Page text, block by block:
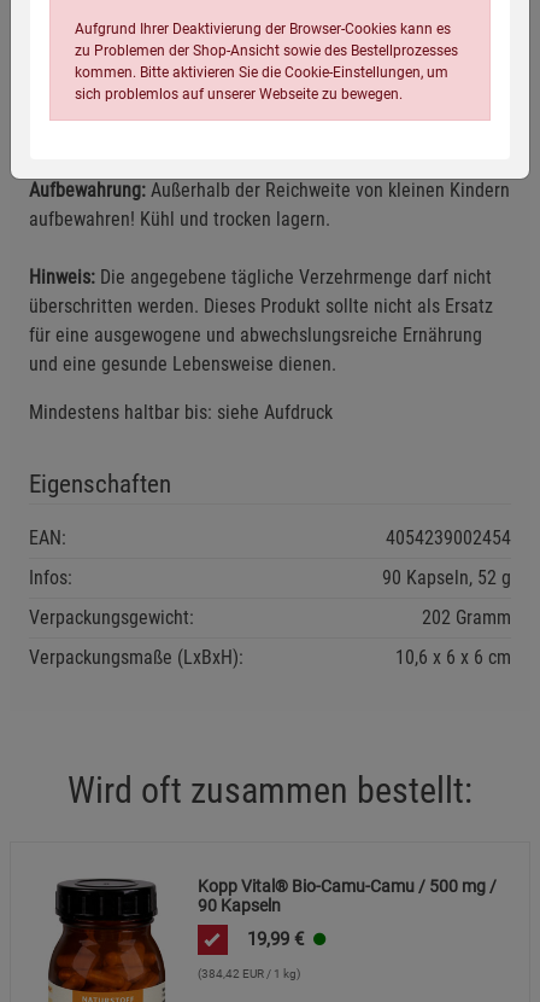
Anwendungsempfehlung
Aufbewahrung: Außerhalb der Reichweite von kleinen Kindern
aufbewahren! Kühl und trocken lagern.
Hinweis: Die angegebene tägliche Verzehrmenge darf nicht
überschritten werden. Dieses Produkt sollte nicht als Ersatz
für eine ausgewogene und abwechslungsreiche Ernährung
und eine gesunde Lebensweise dienen.
Mindestens haltbar bis: siehe Aufdruck
Eigenschaften
EAN:
4054239002454
Infos:
90 Kapseln, 52 g
Verpackungsgewicht:
202 Gramm
Verpackungsmaße (LxBxH):
10,6 6 6 cm
Wird oft zusammen bestellt:
Kopp Vital® Bio-Camu-Camu / 500 mg /
90 Kapseln
19,99 €
(384,42 EUR / 1 kg)
Aufgrund Ihrer Deaktivierung der Browser-Cookies kann es
zu Problemen der Shop-Ansicht sowie des Bestellprozesses
kommen. Bitte aktivieren Sie die Cookie-Einstellungen, um
sich problemlos auf unserer Webseite zu bewegen.
Einstellungen speichern für die GruppeEinstellungen speichern für die Gruppe
Zurück Einstellungen speichern für die Gruppe
Einwilligung nicht erteilen
Beschreibung Notwendige Cookies
Statistik Cookies (1)
Beschreibung Statistik Cookies
Cookie-Informationen
Beschreibung Marketing Cookies
Datenschutzerklärung Impressum